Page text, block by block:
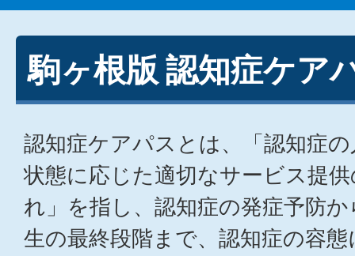
駒ヶ根版 認知症ケア
認知症ケアパスとは、「認知症
状態に応じた適切なサービス提
れ」を指し、認知症の発症予防か
生の最終段階まで、認知症の容態